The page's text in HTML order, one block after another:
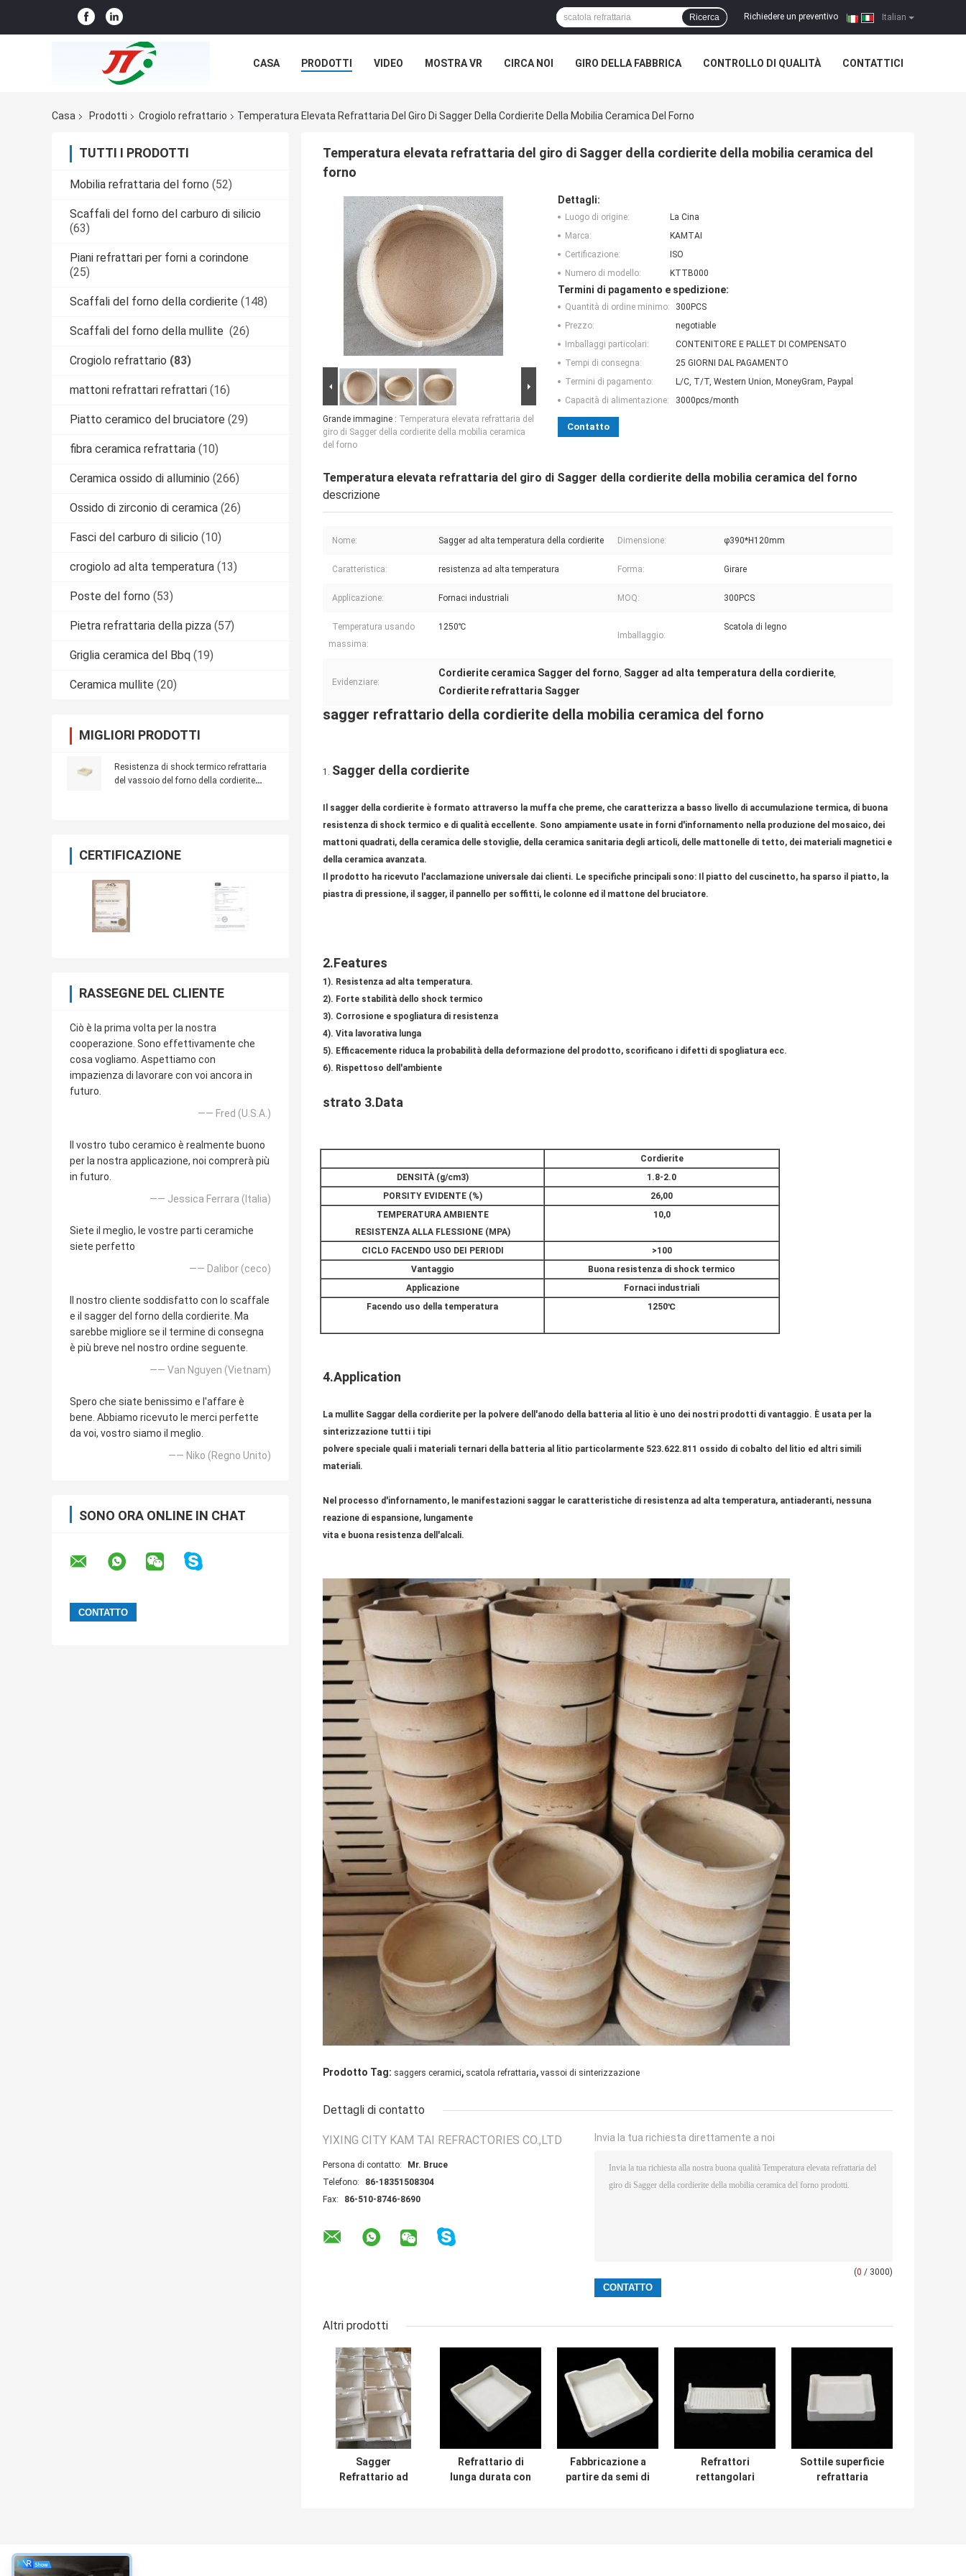
Italian
Richiedere un preventivo |
Ricerca
CASA PRODOTTI VIDEO MOSTRA VR CIRCA NOI GIRO DELLA FABBRICA CONTROLLO DI QUALITÀ CONTATTICI
Casa
Prodotti Crogiolo refrattario Temperatura Elevata Refrattaria Del Giro Di Sagger Della Cordierite Della Mobilia Ceramica Del Forno
TUTTI I PRODOTTI
Mobilia refrattaria del forno (52)
Scaffali del forno del carburo di silicio
(63)
Piani refrattari per forni a corindone
(25)
Scaffali del forno della cordierite (148)
Scaffali del forno della mullite (26)
Crogiolo refrattario (83)
mattoni refrattari refrattari (16)
Piatto ceramico del bruciatore (29)
fibra ceramica refrattaria (10)
Ceramica ossido di alluminio (266)
Ossido di zirconio di ceramica (26)
Fasci del carburo di silicio (10)
crogiolo ad alta temperatura (13)
Poste del forno (53)
Pietra refrattaria della pizza (57)
Griglia ceramica del Bbq (19)
Ceramica mullite (20)
MIGLIORI PRODOTTI
Resistenza di shock termico refrattaria
del vassoio del forno della cordierite
CERTIFICAZIONE
RASSEGNE DEL CLIENTE
Ciò è la prima volta per la nostra
cooperazione. Sono effettivamente che
cosa vogliamo. Aspettiamo con
impazienza di lavorare con voi ancora in
futuro.
—— Fred (U.S.A.)
Il vostro tubo ceramico è realmente buono
per la nostra applicazione, noi comprerà più
in futuro.
—— Jessica Ferrara (Italia)
Siete il meglio, le vostre parti ceramiche
siete perfetto
—— Dalibor (ceco)
Il nostro cliente soddisfatto con lo scaffale
e il sagger del forno della cordierite. Ma
sarebbe migliore se il termine di consegna
è più breve nel nostro ordine seguente.
—— Van Nguyen (Vietnam)
Spero che siate benissimo e l'affare è
bene. Abbiamo ricevuto le merci perfette
da voi, vostro siamo il meglio.
—— Niko (Regno Unito)
SONO ORA ONLINE IN CHAT
Temperatura elevata refrattaria del giro di Sagger della cordierite della mobilia ceramica del
forno
Grande immagine : Temperatura elevata refrattaria del
giro di Sagger della cordierite della mobilia ceramica
del forno
Dettagli:
Luogo di origine:
La Cina
Marca:
KAMTAI
Certificazione:
ISO
Numero di modello:
KTTB000
Termini di pagamento e spedizione:
Quantità di ordine minimo:
300PCS
Prezzo:
negotiable
Imballaggi particolari:
CONTENITORE E PALLET DI COMPENSATO
Tempi di consegna:
25 GIORNI DAL PAGAMENTO
Termini di pagamento:
L/C, T/T, Western Union, MoneyGram, Paypal
Capacità di alimentazione:
3000pcs/month
Contatto
Temperatura elevata refrattaria del giro di Sagger della cordierite della mobilia ceramica del forno
descrizione
Nome: Sagger ad alta temperatura della cordierite Dimensione: φ390*H120mm
Caratteristica: resistenza ad alta temperatura Forma: Girare
Applicazione: Fornaci industriali MOQ: 300PCS
Temperatura usando
massima:
1250℃
Imballaggio:
Scatola di legno
Evidenziare:
Cordierite ceramica Sagger del forno, Sagger ad alta temperatura della cordierite,
Cordierite refrattaria Sagger
sagger refrattario della cordierite della mobilia ceramica del forno
1. Sagger della cordierite
Il sagger della cordierite è formato attraverso la muffa che preme, che caratterizza a basso livello di accumulazione termica, di buona
resistenza di shock termico e di qualità eccellente. Sono ampiamente usate in forni d'infornamento nella produzione del mosaico, dei
mattoni quadrati, della ceramica delle stoviglie, della ceramica sanitaria degli articoli, delle mattonelle di tetto, dei materiali magnetici e
della ceramica avanzata.
Il prodotto ha ricevuto l'acclamazione universale dai clienti. Le specifiche principali sono: Il piatto del cuscinetto, ha sparso il piatto, la
piastra di pressione, il sagger, il pannello per soffitti, le colonne ed il mattone del bruciatore.
2.Features
1). Resistenza ad alta temperatura.
2). Forte stabilità dello shock termico
3). Corrosione e spogliatura di resistenza
4). Vita lavorativa lunga
5). Efficacemente riduca la probabilità della deformazione del prodotto, scorificano i difetti di spogliatura ecc.
6). Rispettoso dell'ambiente
strato 3.Data
Cordierite
DENSITÀ (g/cm3)
1.8-2.0
PORSITY EVIDENTE (%)
26,00
TEMPERATURA AMBIENTE
RESISTENZA ALLA FLESSIONE (MPA)
10,0
CICLO FACENDO USO DEI PERIODI
>100
Vantaggio
Buona resistenza di shock termico
Applicazione
Fornaci industriali
Facendo uso della temperatura
1250℃
4.Application
La mullite Saggar della cordierite per la polvere dell'anodo della batteria al litio è uno dei nostri prodotti di vantaggio. È usata per la
sinterizzazione tutti i tipi
polvere speciale quali i materiali ternari della batteria al litio particolarmente 523.622.811 ossido di cobalto del litio ed altri simili
materiali.
Nel processo d'infornamento, le manifestazioni saggar le caratteristiche di resistenza ad alta temperatura, antiaderanti, nessuna
reazione di espansione, lungamente
vita e buona resistenza dell'alcali.
Prodotto Tag: saggers ceramici, scatola refrattaria, vassoi di sinterizzazione
Dettagli di contatto
YIXING CITY KAM TAI REFRACTORIES CO.,LTD
Persona di contatto:
Mr. Bruce
Telefono:
86-18351508304
Fax:
86-510-8746-8690
Invia la tua richiesta direttamente a noi
(0 / 3000)
Altri prodotti
Sagger
Refrattario ad
Refrattario di
lunga durata con
Fabbricazione a
partire da semi di
Refrattori
rettangolari
Sottile superficie
refrattaria